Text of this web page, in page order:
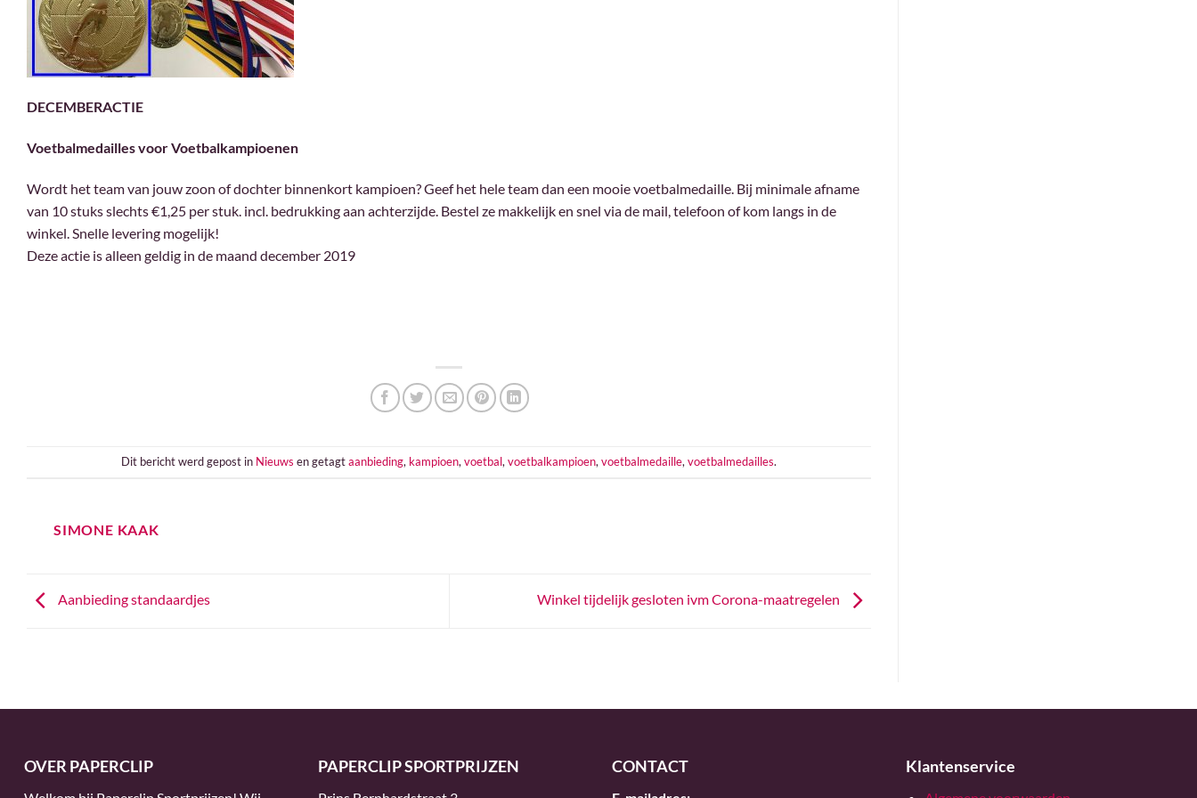
DECEMBERACTIE
Voetbalmedailles voorVoetbalkampioenen
Wordt het team van jouw zoon of dochter binnenkort kampioen? Geef het hele team dan een mooie voetbalmedaille. Bij minimale afname
van 10 stuks slechts €1,25 per stuk. incl. bedrukking aan achterzijde. Bestel ze makkelijk en snel via de mail, telefoon of kom langs in de
winkel. Snelle levering mogelijk!
Deze actie is alleen geldig in de maand december 2019
Dit bericht werd gepost in Nieuws en getagtaanbieding, kampioen, voetbal, voetbalkampioen, voetbalmedaille, voetbalmedailles.
SIMONE KAAK
Aanbieding standaardjes Winkel tijdelijk gesloten ivm Corona-maatregelen
OVER PAPERCLIP PAPERCLIP SPORTPRIJZEN CONTACT Klantenservice